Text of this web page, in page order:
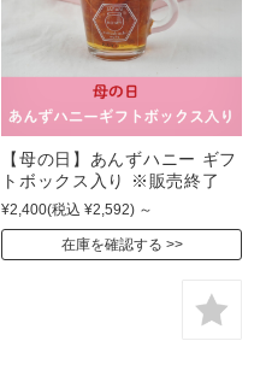
【母の日】あんずハニー ギフ
トボックス入り ※販売終了
¥2,400(税込 ¥2,592) ～
在庫を確認する